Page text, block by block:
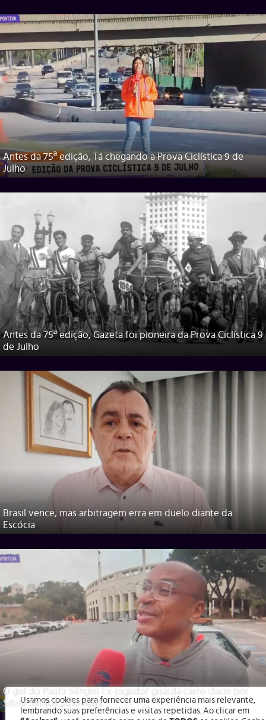
Antes da 75ª edição, Tá chegando a Prova Ciclística 9 de
Julho
Antes da 75ª edição, Gazeta foi pioneira da Prova Ciclística 9
de Julho
Brasil vence, mas arbitragem erra em duelo diante da
Escócia
O gol do Paulo Sérgio! Ex-jogador guarda carro dado por
Silvio Santos pelo tetra
Usamos cookies para fornecer uma experiência mais relevante,
lembrando suas preferências e visitas repetidas. Ao clicar em